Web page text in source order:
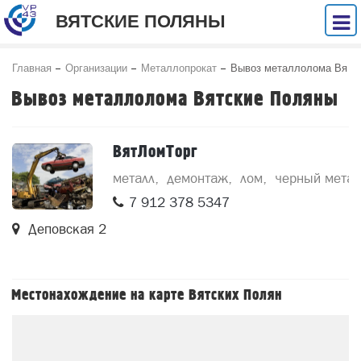
ВЯТСКИЕ ПОЛЯНЫ
Главная Организации Металлопрокат
Вывоз металлолома Вя
Вывоз металлолома Вятские Поляны
ВятЛомТорг
металл демонтаж лом
черный
7 912 378 5347
Деповская 2
Местонахождение на карте Вятских Полян